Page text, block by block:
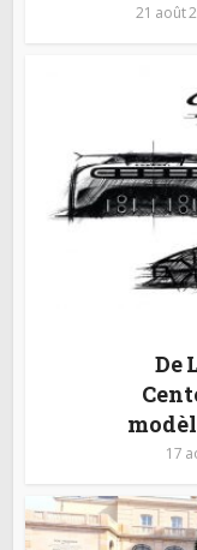
21 août
De
17